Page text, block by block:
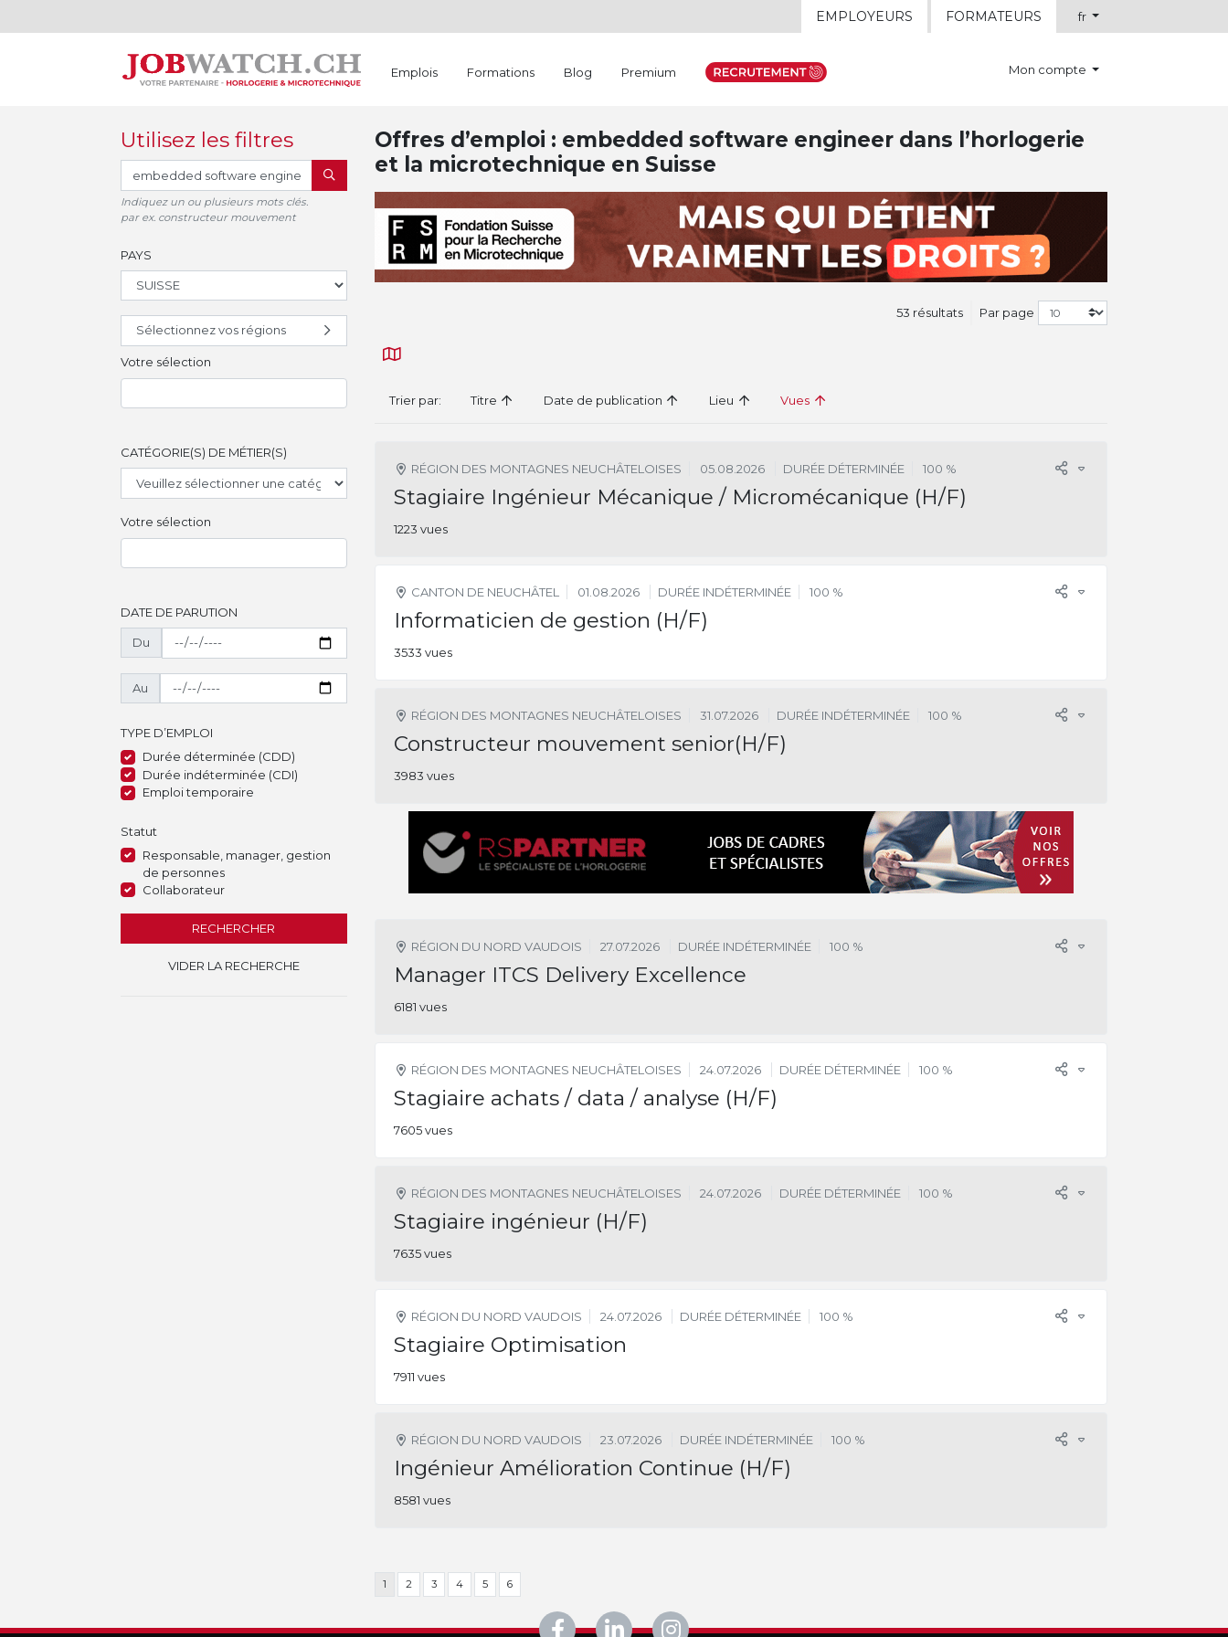
EMPLOYEURS FORMATEURS fr
Emplois Formations Blog Premium Mon compte
Utilisez les filtres
RECHERCHER
Indiquez un ou plusieurs mots clés.
par ex. constructeur mouvement
PAYS
Sélectionnez vos régions
Votre sélection
CATÉGORIE(S) DE MÉTIER(S)
Votre sélection
DATE DE PARUTION
Du
Au
TYPE D’EMPLOI
Durée déterminée (CDD)
Durée indéterminée (CDI)
Emploi temporaire
Statut
Responsable, manager, gestion
de personnes
Collaborateur
RECHERCHER
VIDER LA RECHERCHE
Offres d’emploi : embedded software engineer dans l’horlogerie
et la microtechnique en Suisse
53 résultats Par page
Trier par: Titre Date de publication Lieu Vues
RÉGION DES MONTAGNES NEUCHÂTELOISES 05.08.2026 DURÉE DÉTERMINÉE 100 %
Stagiaire Ingénieur Mécanique / Micromécanique (H/F)
1223 vues
CANTON DE NEUCHÂTEL 01.08.2026 DURÉE INDÉTERMINÉE 100 %
Informaticien de gestion (H/F)
3533 vues
RÉGION DES MONTAGNES NEUCHÂTELOISES 31.07.2026 DURÉE INDÉTERMINÉE 100 %
Constructeur mouvement senior(H/F)
3983 vues
RÉGION DU NORD VAUDOIS 27.07.2026 DURÉE INDÉTERMINÉE 100 %
Manager ITCS Delivery Excellence
6181 vues
RÉGION DES MONTAGNES NEUCHÂTELOISES 24.07.2026 DURÉE DÉTERMINÉE 100 %
Stagiaire achats / data / analyse (H/F)
7605 vues
RÉGION DES MONTAGNES NEUCHÂTELOISES 24.07.2026 DURÉE DÉTERMINÉE 100 %
Stagiaire ingénieur (H/F)
7635 vues
RÉGION DU NORD VAUDOIS 24.07.2026 DURÉE DÉTERMINÉE 100 %
Stagiaire Optimisation
7911 vues
RÉGION DU NORD VAUDOIS 23.07.2026 DURÉE INDÉTERMINÉE 100 %
Ingénieur Amélioration Continue (H/F)
8581 vues
1 2 3 4 5 6